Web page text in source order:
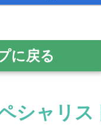
に戻る
シャリス